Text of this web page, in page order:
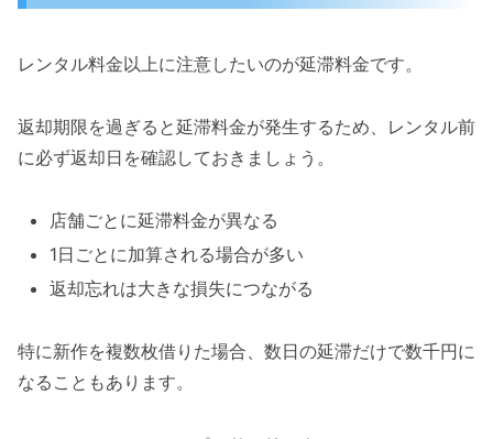
レンタル料金以上に注意したいのが延滞料金です。
返却期限を過ぎると延滞料金が発生するため、レンタル前
に必ず返却日を確認しておきましょう。
店舗ごとに延滞料金が異なる
1日ごとに加算される場合が多い
返却忘れは大きな損失につながる
特に新作を複数枚借りた場合、数日の延滞だけで数千円に
なることもあります。